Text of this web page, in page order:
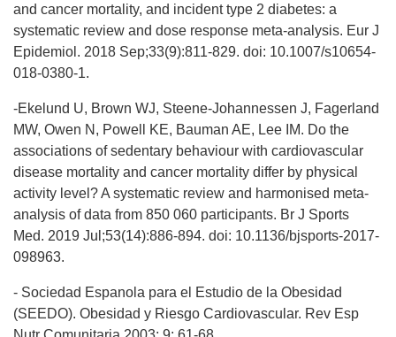
and cancer mortality, and incident type 2 diabetes: a
systematic review and dose response meta-analysis. Eur J
Epidemiol. 2018 Sep;33(9):811-829. doi: 10.1007/s10654-
018-0380-1.
-Ekelund U, Brown WJ, Steene-Johannessen J, Fagerland
MW, Owen N, Powell KE, Bauman AE, Lee IM. Do the
associations of sedentary behaviour with cardiovascular
disease mortality and cancer mortality differ by physical
activity level? A systematic review and harmonised meta-
analysis of data from 850 060 participants. Br J Sports
Med. 2019 Jul;53(14):886-894. doi: 10.1136/bjsports-2017-
098963.
- Sociedad Espanola para el Estudio de la Obesidad
(SEEDO). Obesidad y Riesgo Cardiovascular. Rev Esp